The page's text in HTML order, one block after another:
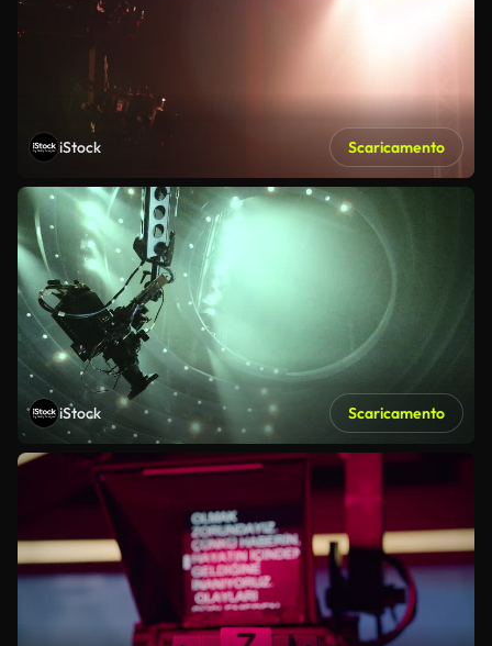
iStock Scaricamento
iStock Scaricamento